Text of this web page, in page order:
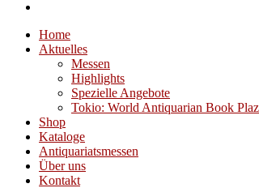
Home
Aktuelles
Messen
Highlights
Spezielle Angebote
Tokio: World Antiquarian Book
Shop
Kataloge
Antiquariatsmessen
Über uns
Kontakt